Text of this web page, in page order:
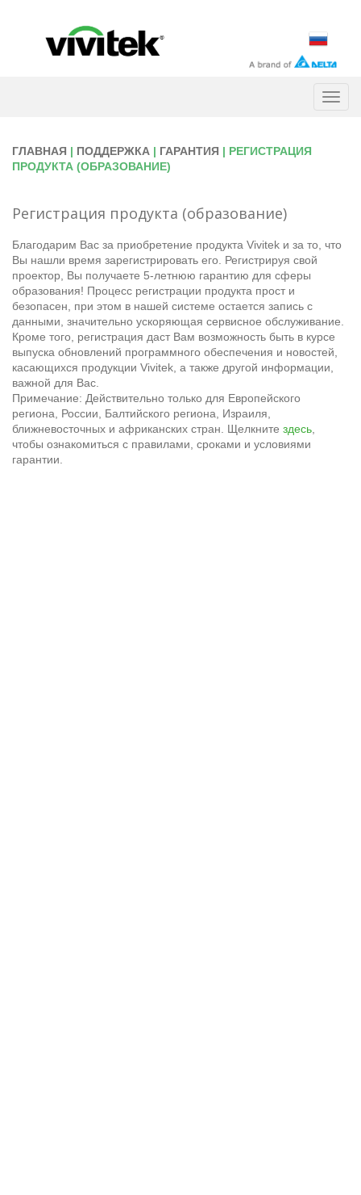
ГЛАВНАЯ | ПОДДЕРЖКА | ГАРАНТИЯ | РЕГИСТРАЦИЯ
ПРОДУКТА (ОБРАЗОВАНИЕ)
Регистрация продукта (образование)
Благодарим Вас за приобретение продукта Vivitek и за то, что
Вы нашли время зарегистрировать его. Регистрируя свой
проектор, Вы получаете 5-летнюю гарантию для сферы
образования! Процесс регистрации продукта прост и
безопасен, при этом в нашей системе остается запись с
данными, значительно ускоряющая сервисное обслуживание.
Кроме того, регистрация даст Вам возможность быть в курсе
выпуска обновлений программного обеспечения и новостей,
касающихся продукции Vivitek, а также другой информации,
важной для Вас.
Примечание: Действительно только для Европейского
региона, России, Балтийского региона, Израиля,
ближневосточных и африканских стран. Щелкните здесь,
чтобы ознакомиться с правилами, сроками и условиями
гарантии.